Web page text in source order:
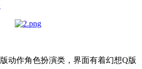
动作角色扮演类，界面有着幻想Q版